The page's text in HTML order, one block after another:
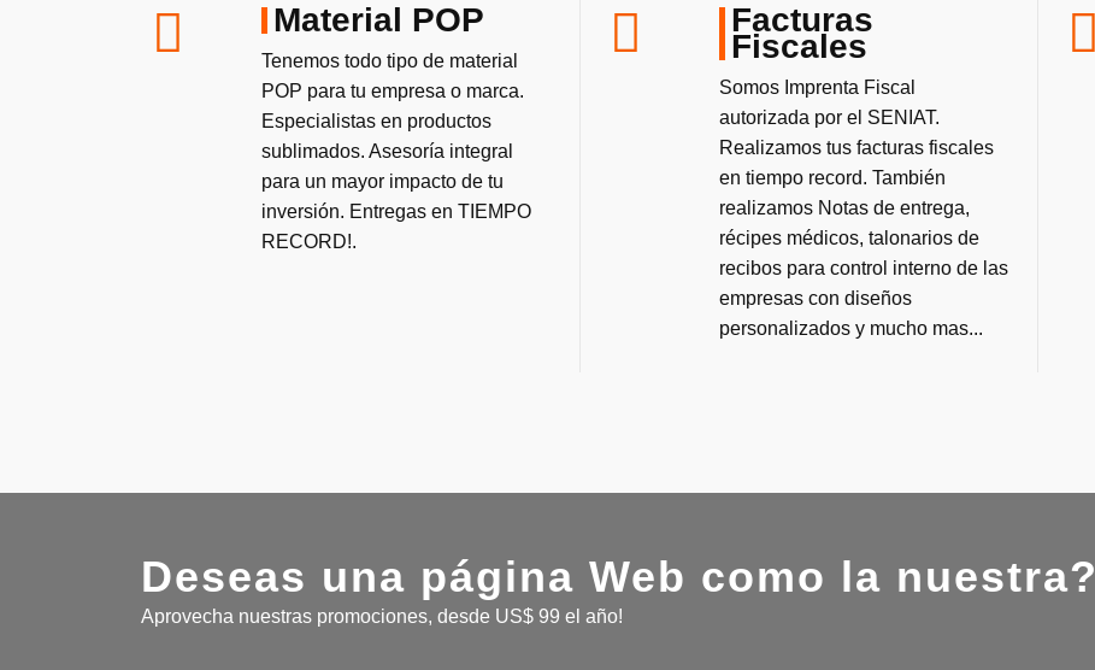
Material POP
Tenemos todo tipo de material
POP para tu empresa o marca.
Especialistas en productos
sublimados. Asesoría integral
para un mayor impacto de tu
inversión. Entregas en TIEMPO
RECORD!.
Facturas
Fiscales
Somos Imprenta Fiscal
autorizada por el SENIAT.
Realizamos tus facturas fiscales
en tiempo record. También
realizamos Notas de entrega,
récipes médicos, talonarios de
recibos para control interno de las
empresas con diseños
personalizados y mucho mas...
Deseas una página Web como la nuestra?
Aprovecha nuestras promociones, desde US$ 99 el año!